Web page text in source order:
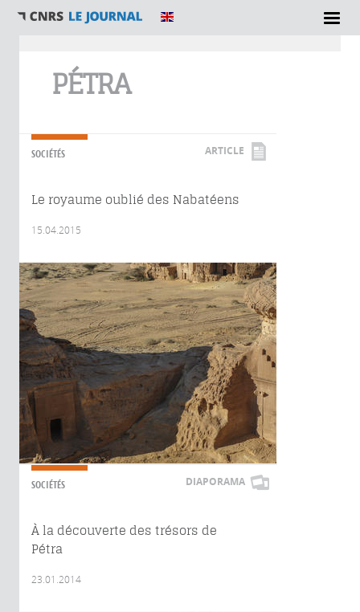
PÉTRA
SOCIÉTÉS ARTICLE
Le royaume oublié des Nabatéens
15.04.2015
SOCIÉTÉS DIAPORAMA
À la découverte des trésors de
Pétra
23.01.2014